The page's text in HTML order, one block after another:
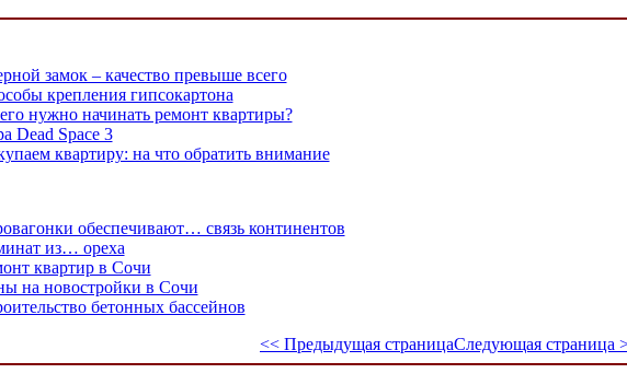
замок – качество превыше всего
крепления гипсокартона
нужно начинать ремонт квартиры?
Dead Space 3
квартиру: на что обратить внимание
обеспечивают… связь континентов
из… ореха
квартир в Сочи
на новостройки в Сочи
бетонных бассейнов
<< Предыдущая страницаСледующая страница